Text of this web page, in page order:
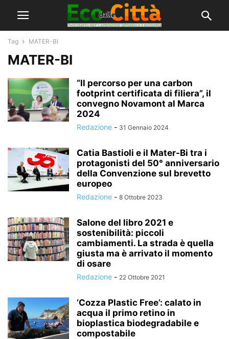
Tag MATER-BI
MATER-BI
“Il percorso per una carbon
footprint certificata di filiera”, il
convegno Novamont al Marca
2024
Redazione - 31 Gennaio 2024
Catia Bastioli e il Mater-Bi tra i
protagonisti del 50° anniversario
della Convenzione sul brevetto
europeo
Redazione - 8 Ottobre 2023
Salone del libro 2021 e
sostenibilità: piccoli
cambiamenti. La strada è quella
giusta ma è arrivato il momento
di osare
Redazione - 22 Ottobre 2021
‘Cozza Plastic Free’: calato in
acqua il primo retino in
bioplastica biodegradabile e
compostabile